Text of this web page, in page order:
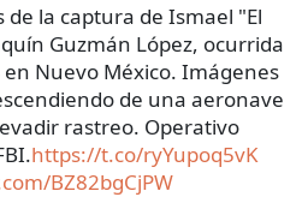
la captura de Ismael "El
Guzmán López, ocurrida
Nuevo México. Imágenes
de una aeronave
rastreo. Operativo
https://t.co/ryYupoq5vK
BZ82bgCjPW